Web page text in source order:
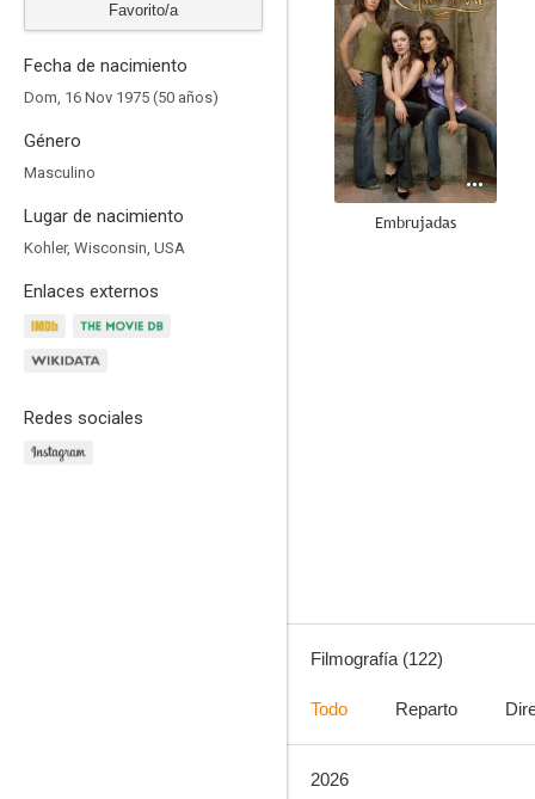
Favorito/a
Fecha de nacimiento
Dom, 16 Nov 1975 (50 años)
Género
Masculino
Lugar de nacimiento
Kohler, Wisconsin, USA
Enlaces externos
Redes sociales
Embrujadas
Filmografía (122)
Todo Reparto
2026